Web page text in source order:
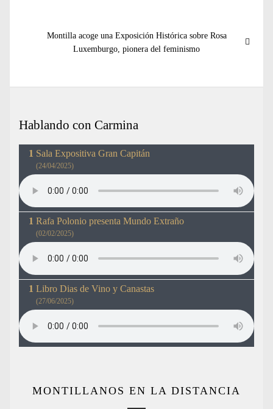
Entrada
siguiente:
Montilla acoge una Exposición Histórica sobre Rosa
Luxemburgo, pionera del feminismo
Hablando con Carmina
Sala Expositiva Gran Capitán
(24/04/2025)
Rafa Polonio presenta Mundo Extraño
(02/02/2025)
Libro Dias de Vino y Canastas
(27/06/2025)
MONTILLANOS EN LA DISTANCIA